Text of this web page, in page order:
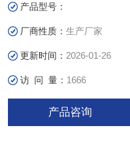
本仪器参照GB/T1768漆膜
了GB/T17657对木材饰面耐
产品型号：
厂商性质：生产厂家
更新时间： 2026-01-26
访 问 量： 1666
产品咨询